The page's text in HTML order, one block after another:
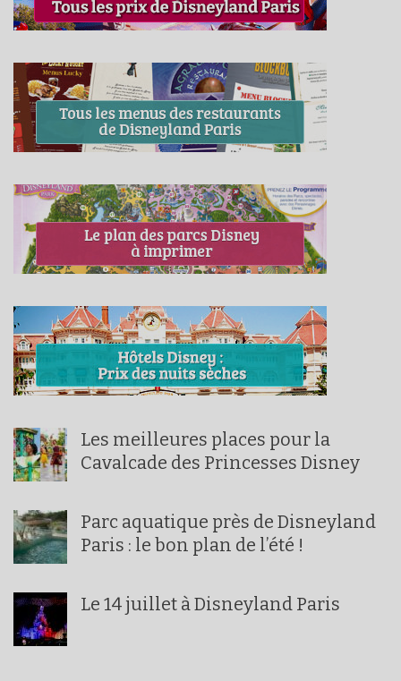
Les meilleures places pour la
Cavalcade des Princesses Disney
Parc aquatique près de Disneyland
Paris : le bon plan de l’été !
Le 14 juillet à Disneyland Paris